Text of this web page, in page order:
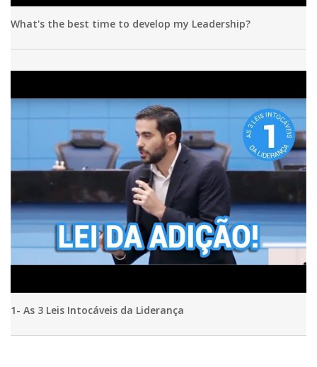
What's the best time to develop my Leadership?
1- As 3 Leis Intocáveis da Liderança